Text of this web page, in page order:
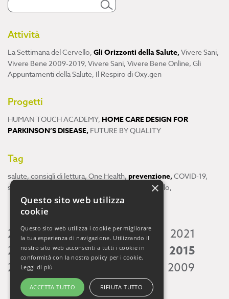
Attività
La Settimana del Cervello, Gli Orizzonti della Salute,Vivere Sani,
Vivere Bene 2009-2019, Vivere Sani, Vivere Bene Online, Gli
Appuntamenti della Salute, Il Respiro di Oxy.gen
Progetti
HUMAN TOUCH ACADEMY, HOME CARE DESIGN FOR
PARKINSON’S DISEASE, FUTURE BY QUALITY
Tag
salute, consigli di lettura, One Health, prevenzione,COVID-19,
scienza
cervello,
2026 2025 2024 2023 2022
2021
2020 2019 2018 2017 2016
2015
2014 2013 2009
×
Questo sito web utilizza
cookie
Questo sito web utilizza i cookie per migliorare
la tua esperienza di navigazione. Utilizzando il
nostro sito web acconsenti a tutti i cookie in
conformità con la nostra policy per i cookie.
Leggi di più
ACCETTA TUTTO RIFIUTA TUTTO